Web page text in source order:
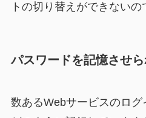
トの切り替えができないの
パスワードを記憶させら
数あるWebサービスのログ